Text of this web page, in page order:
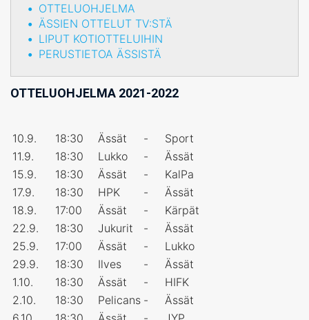
OTTELUOHJELMA
ÄSSIEN OTTELUT TV:STÄ
LIPUT KOTIOTTELUIHIN
PERUSTIETOA ÄSSISTÄ
OTTELUOHJELMA 2021-2022
10.9. 18:30 Ässät -
Sport
11.9.
18:30 Lukko -
Ässät
15.9.
18:30 Ässät -
KalPa
17.9.
18:30 HPK -
Ässät
18.9.
17:00 Ässät -
Kärpät
22.9.
18:30 Jukurit -
Ässät
25.9.
17:00 Ässät -
Lukko
29.9.
18:30 Ilves -
Ässät
1.10.
18:30 Ässät -
HIFK
2.10.
18:30 Pelicans -
Ässät